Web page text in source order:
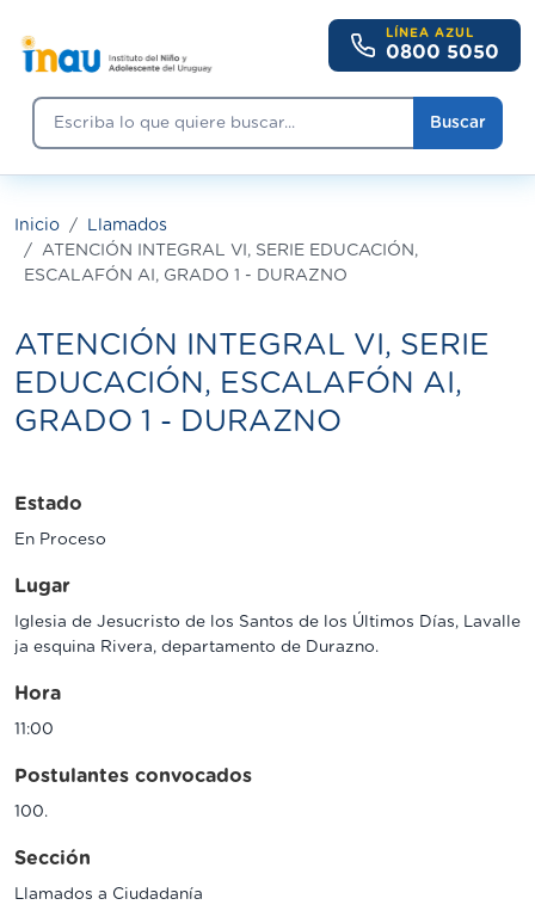
Buscar
Buscar
LÍNEA AZUL
0800 5050
Inicio
Llamados
ATENCIÓN INTEGRAL VI, SERIE EDUCACIÓN,
ESCALAFÓN AI, GRADO 1 - DURAZNO
ATENCIÓN INTEGRAL VI, SERIE
EDUCACIÓN, ESCALAFÓN AI,
GRADO 1 - DURAZNO
Estado
En Proceso
Lugar
Iglesia de Jesucristo de los Santos de los Últimos Días, Lavalle
ja esquina Rivera, departamento de Durazno.
Hora
11:00
Postulantes convocados
100.
Sección
Llamados a Ciudadanía